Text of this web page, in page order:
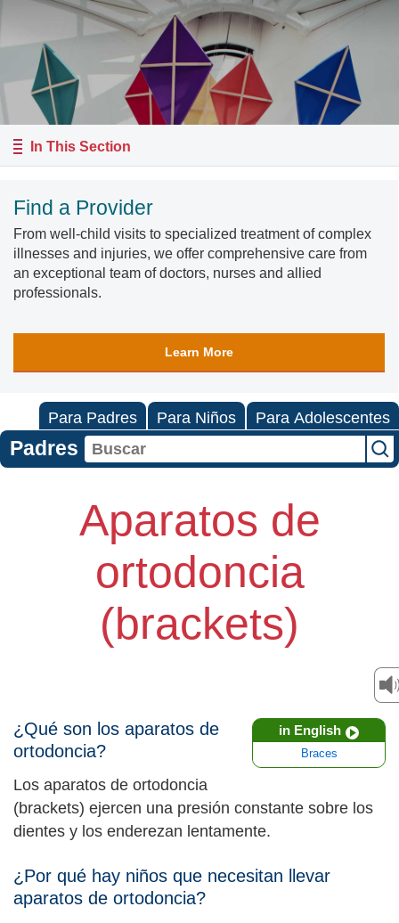
In This Section
Find a Provider
From well-child visits to specialized treatment of complex
illnesses and injuries, we offer comprehensive care from
an exceptional team of doctors, nurses and allied
professionals.
Learn More
Para Padres Para Niños Para Adolescentes
Padres
Aparatos de
ortodoncia
(brackets)
in English
Braces
¿Qué son los aparatos de
ortodoncia?
Los aparatos de ortodoncia
(brackets) ejercen una presión constante sobre los
dientes y los enderezan lentamente.
¿Por qué hay niños que necesitan llevar
aparatos de ortodoncia?